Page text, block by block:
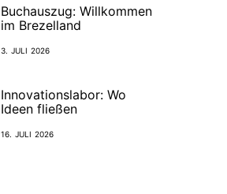
Buchauszug: Willkommen
im Brezelland
3. JULI 2026
Innovationslabor: Wo
Ideen fließen
16. JULI 2026